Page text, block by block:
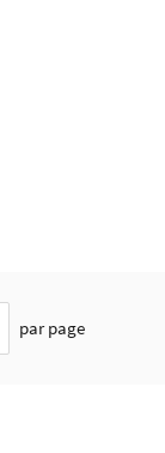
par page